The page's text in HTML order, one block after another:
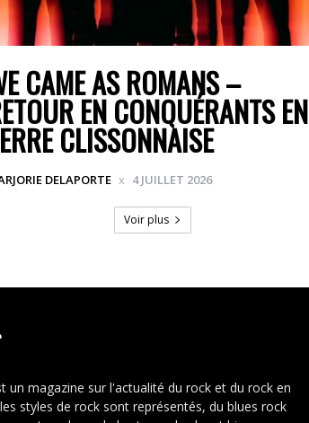
CAME AS ROMANS –
EN CONQUÉRANTS EN
CLISSONNAISE
DELAPORTE 4 JUILLET 2026
Voir plus
un magazine sur l'actualité du rock et du rock en
styles de rock sont représentés, du blues rock